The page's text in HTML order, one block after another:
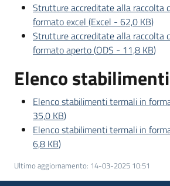
Strutture accreditate alla raccolta
formato excel (Excel - 62,0 KB)
Strutture accreditate alla raccolta
formato aperto(ODS - 11,8 KB)
Elenco
Elenco stabilimenti termali in
35,0 KB)
Elenco stabilimenti termali in
6,8 KB)
Ultimo aggiornamento: 14-03-2025 10:51